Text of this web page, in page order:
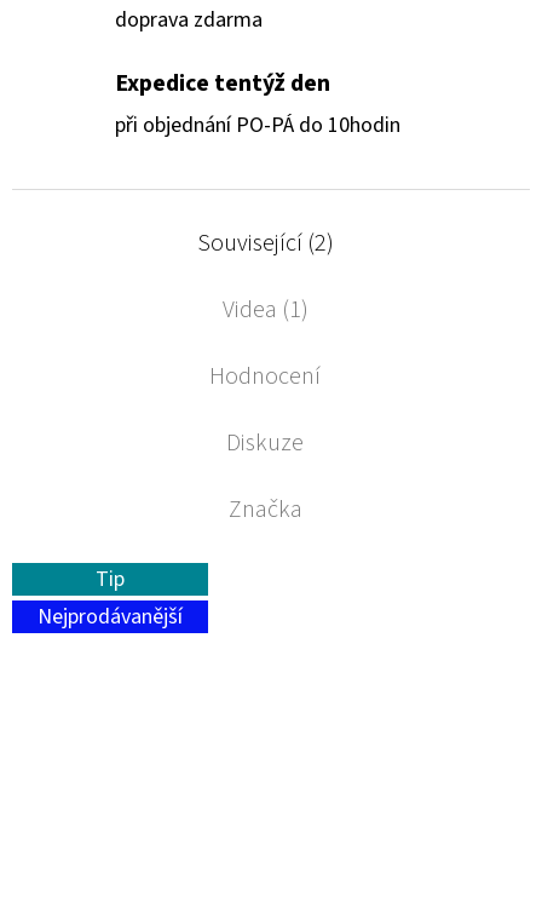
doprava zdarma
Expedice tentýž den
při objednání PO-PÁ do 10hodin
Související (2)
Videa (1)
Hodnocení
Diskuze
Značka
Tip
Nejprodávanější